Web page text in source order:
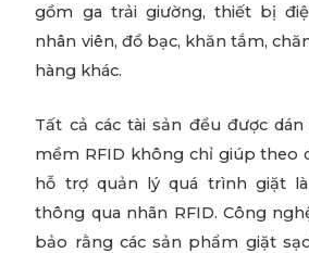
gồm ga trải giường, thiết bị
nhân viên, đồ bạc, khăn tắm,
hàng khác.
Tất cả các tài sản đều được dán
mềm RFID không chỉ giúp theo
hỗ trợ quản lý quá trình giặt
thông qua nhãn RFID. Công
bảo rằng các sản phẩm giặt